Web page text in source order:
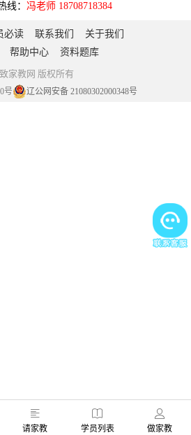
线： 冯老师 18708718384
必读 联系我们
关于我们
帮助中心 资料题库
家教网 版权所有
号 辽公网安备 21080302000348号
请家教 学员列表 做家教